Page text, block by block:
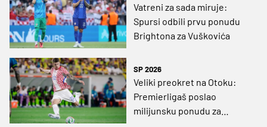
Vatreni za sada miruje:
Spursi odbili prvu ponudu
Brightona za Vuškovića
SP 2026
Veliki preokret na Otoku:
Premierligaš poslao
milijunsku ponudu za